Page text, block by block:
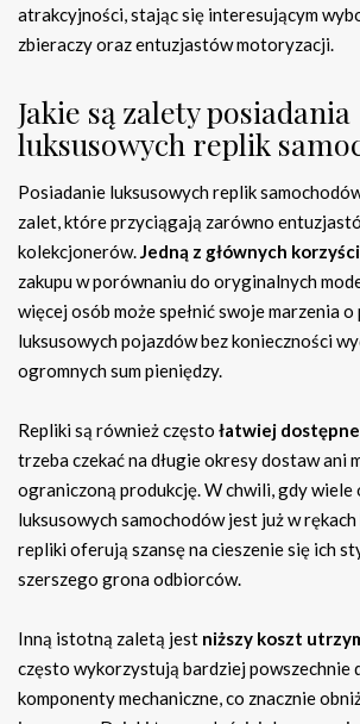
atrakcyjności, stając się interesującym
zbieraczy oraz entuzjastów motoryzacji.
Jakie są zalety posiadania
luksusowych replik
Posiadanie luksusowych replik
zalet, które przyciągają zarówno
kolekcjonerów.Jedną z głównych korzyści
zakupu w porównaniu do oryginalnych
więcej osób może spełnić swoje marzenia
luksusowych pojazdów bez konieczności
ogromnych sum pieniędzy.
Repliki są również często łatwiej dostępne
trzeba czekać na długie okresy dostaw ani
ograniczoną produkcję. W chwili, gdy
luksusowych samochodów jest już w
repliki oferują szansę na cieszenie się ich
szerszego grona odbiorców.
Inną istotną zaletą jest niższy koszt
często wykorzystują bardziej powszechnie
komponenty mechaniczne, co znacznie